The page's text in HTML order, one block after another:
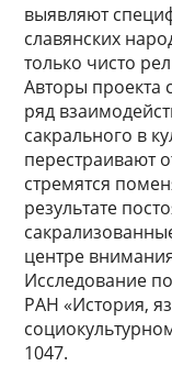
выявляют
славянских
только чисто
Авторы проекта
ряд
сакрального в
перестраивают
стремятся
результате
центре
Исследование
РАН «История,
1047.